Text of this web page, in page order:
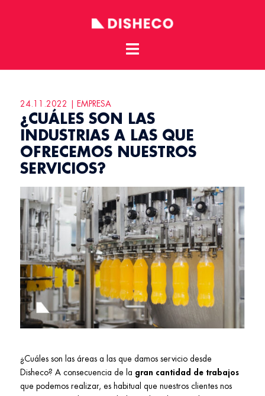
content
Toggle
menu
24.11.2022 | EMPRESA
¿CUÁLES SON LAS
INDUSTRIAS A LAS QUE
OFRECEMOS NUESTROS
SERVICIOS?
¿Cuáles son las áreas a las que damos servicio desde
Disheco? A consecuencia de la gran cantidad de trabajos
que podemos realizar, es habitual que nuestros clientes nos